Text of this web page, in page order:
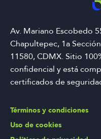
Av. Mariano Escobedo
Chapultepec, 1a
11580, CDMX. Sitio
confidencial y está
certificados de
Términos y condiciones
Uso de cookies